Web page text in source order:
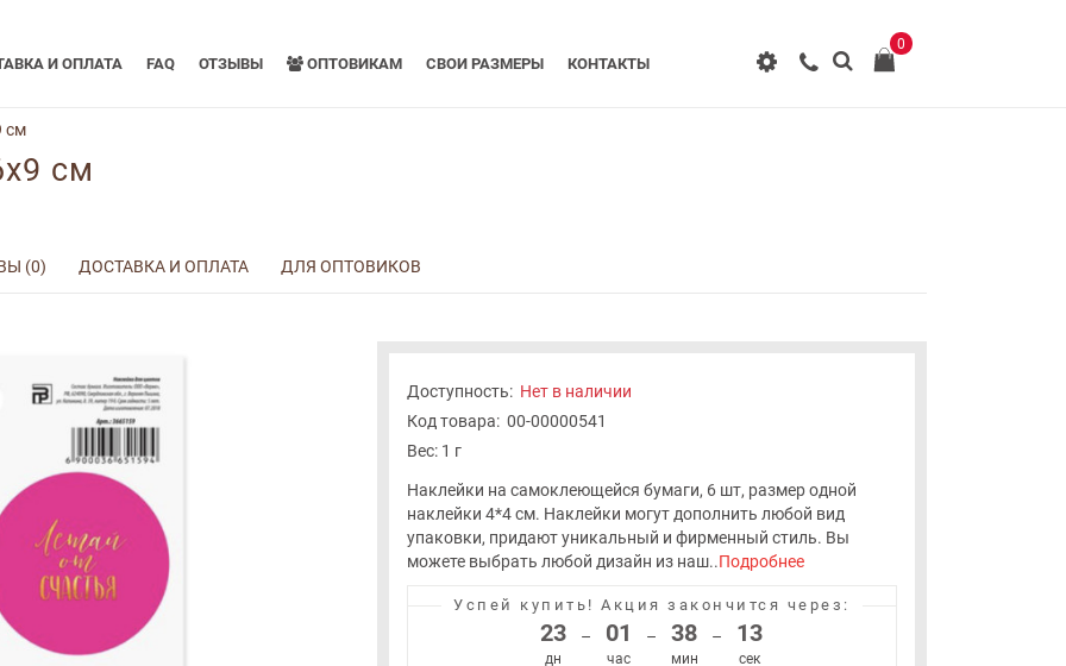
И ОПЛАТА FAQ ОТЗЫВЫ ОПТОВИКАМ СВОИ РАЗМЕРЫ КОНТАКТЫ
0
см
см
(0) ДОСТАВКА И ОПЛАТА ДЛЯ ОПТОВИКОВ
Доступность: Нет в наличии
Код товара: 00-00000541
Вес: 1 г
Наклейки на самоклеющейся бумаги, 6 шт, размер одной
наклейки 4*4 см. Наклейки могут дополнить любой вид
упаковки, придают уникальный и фирменный стиль. Вы
можете выбрать любой дизайн из наш..Подробнее
Успей купить! Акция закончится через:
23
дн
– 01
час
– 38
мин
– 13
сек